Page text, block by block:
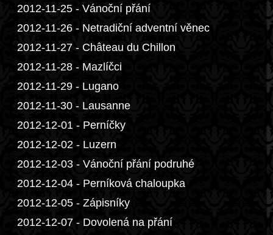
2012-11-25 - Vánoční přání
2012-11-26 - Netradiční adventní věnec
2012-11-27 - Château du Chillon
2012-11-28 - Mazlíčci
2012-11-29 - Lugano
2012-11-30 - Lausanne
2012-12-01 - Perníčky
2012-12-02 - Luzern
2012-12-03 - Vánoční přání podruhé
2012-12-04 - Perníková chaloupka
2012-12-05 - Zápisníky
2012-12-07 - Dovolená na přání